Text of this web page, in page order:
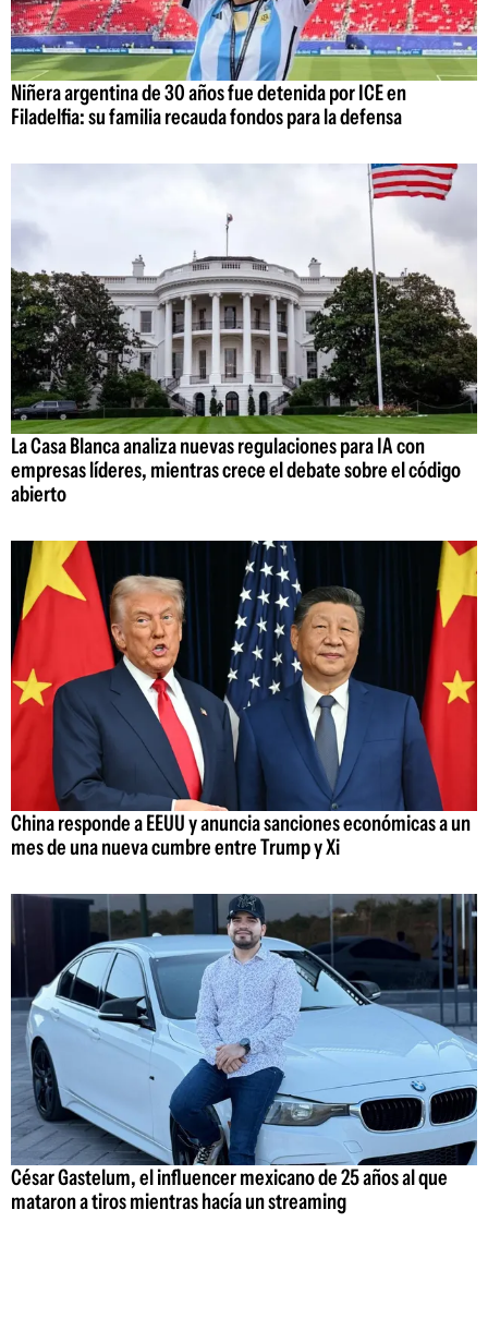
Niñera argentina de 30 años fue detenida por ICE en
Filadelfia: su familia recauda fondos para la defensa
La Casa Blanca analiza nuevas regulaciones para IA con
empresas líderes, mientras crece el debate sobre el código
abierto
China responde a EEUU y anuncia sanciones económicas a un
mes de una nueva cumbre entre Trump y Xi
César Gastelum, el influencer mexicano de 25 años al que
mataron a tiros mientras hacía un streaming